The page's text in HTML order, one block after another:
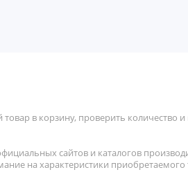
в корзину, проверить количество и
сайтов и каталогов
на характеристики приобретаемого